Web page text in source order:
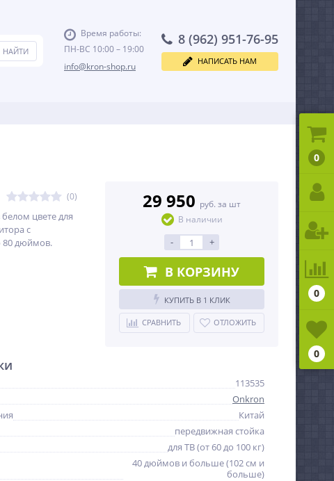
Время работы:
ПН-ВС 10:00 – 19:00
info@kron-shop.ru
8 (962) 951-76-95
НАПИСАТЬ НАМ
(0)
цвете для
с
80 дюймов.
29 950 руб. за шт
В наличии
- +
В КОРЗИНУ
КУПИТЬ В 1 КЛИК
СРАВНИТЬ ОТЛОЖИТЬ
113535
Onkron
Китай
передвижная стойка
для ТВ (от 60 до 100 кг)
40 дюймов и больше (102 см и
больше)
0
0
0